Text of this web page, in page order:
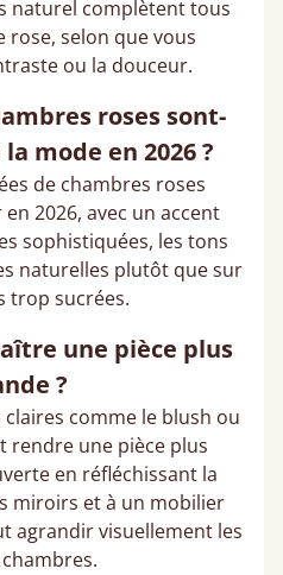
naturel complètent tous
rose, selon que vous
ou la douceur.
roses sont-
mode en 2026 ?
de chambres roses
2026, avec un accent
sophistiquées, les tons
naturelles plutôt que sur
trop sucrées.
une pièce plus
?
comme le blush ou
rendre une pièce plus
en réfléchissant la
miroirs et à un mobilier
agrandir visuellement les